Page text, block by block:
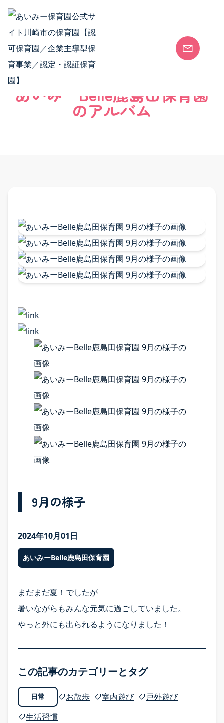
Skip to content
安全安心な保育園
安全安心な保育園 TOP
安全安心な保育環境
各園のご案内
あいみーBelle鹿島田保育園
のアルバム
9月の様子
2024年10月01日
あいみーBelle鹿島田保育園
まだまだ夏！でしたが
暑いながらもみんな元気に過ごしていました。
やっと外にも出られるようになりました！
この記事のカテゴリーとタグ
日常 お散歩 室内遊び
戸外遊び
生活習慣